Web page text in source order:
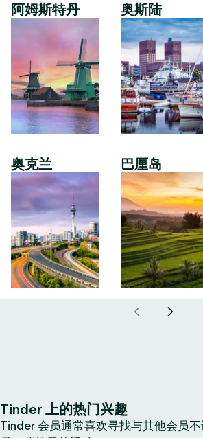
阿姆斯特丹
奥克兰
奥斯陆
巴厘岛
Tinder 上的热门兴趣
Tinder 会员通常喜欢寻找与其他会员